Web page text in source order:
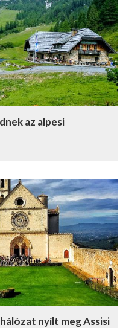
az alpesi
nyílt meg Assisi